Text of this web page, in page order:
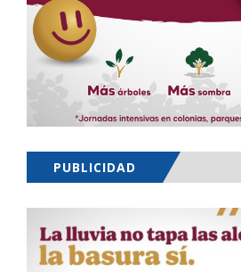
PUBLICIDAD